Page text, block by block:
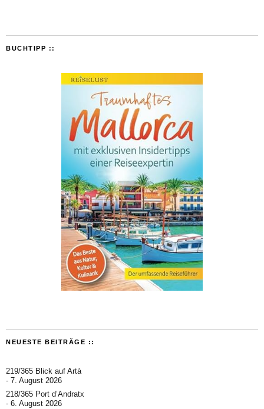
BUCHTIPP ::
NEUESTE BEITRÄGE ::
219/365 Blick auf Artà
7. August 2026
218/365 Port d’Andratx
6. August 2026